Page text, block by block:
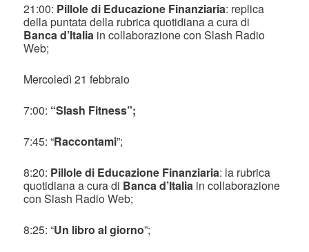
21:00: Pillole di Educazione Finanziaria: replica
della puntata della rubrica quotidiana a cura di
Banca d’Italia in collaborazione con Slash Radio
Web;
Mercoledì 21 febbraio
7:00: “Slash Fitness”;
7:45: “Raccontami”;
8:20: Pillole di Educazione Finanziaria: la rubrica
quotidiana a cura di Banca d’Italia in collaborazione
con Slash Radio Web;
8:25: “Un libro al giorno”;